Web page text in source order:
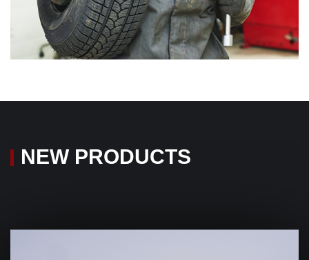
NEW PRODUCTS